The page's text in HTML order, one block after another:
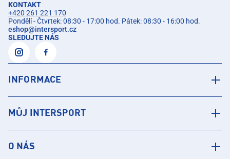
KONTAKT
+420 261 221 170
Pondělí - Čtvrtek: 08:30 - 17:00 hod. Pátek: 08:30 - 16:00 hod.
eshop@intersport.cz
SLEDUJTE NÁS
INFORMACE
MŮJ INTERSPORT
O NÁS